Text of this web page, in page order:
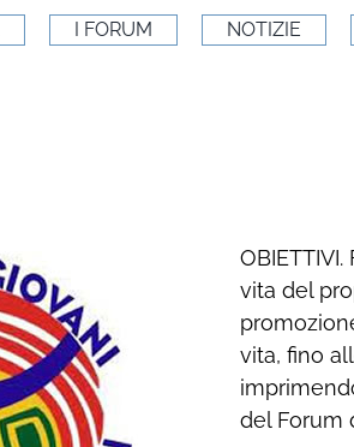
I FORUM NOTIZIE
vita del
vita, fino
del Forum